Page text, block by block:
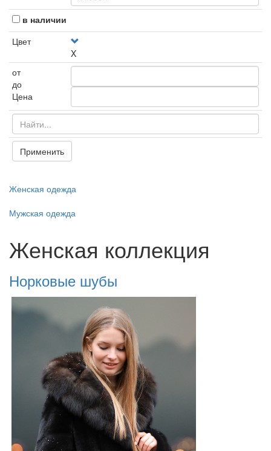
в наличии
Цвет
X
от
до
Цена
Применить
Женская одежда
Мужская одежда
Женская коллекция
Норковые шубы